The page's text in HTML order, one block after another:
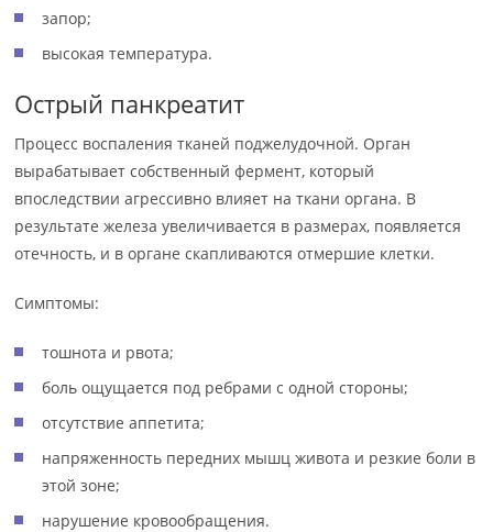
запор;
высокая температура.
Острый панкреатит
Процесс воспаления тканей поджелудочной. Орган
вырабатывает собственный фермент, который
впоследствии агрессивно влияет на ткани органа. В
результате железа увеличивается в размерах, появляется
отечность, и в органе скапливаются отмершие клетки.
Симптомы:
тошнота и рвота;
боль ощущается под ребрами с одной стороны;
отсутствие аппетита;
напряженность передних мышц живота и резкие боли в
этой зоне;
нарушение кровообращения.